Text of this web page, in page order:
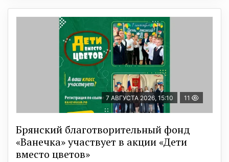
7 АВГУСТА 2026, 15:10 11
Брянский благотворительный фонд
«Ванечка» участвует в акции «Дети
вместо цветов»